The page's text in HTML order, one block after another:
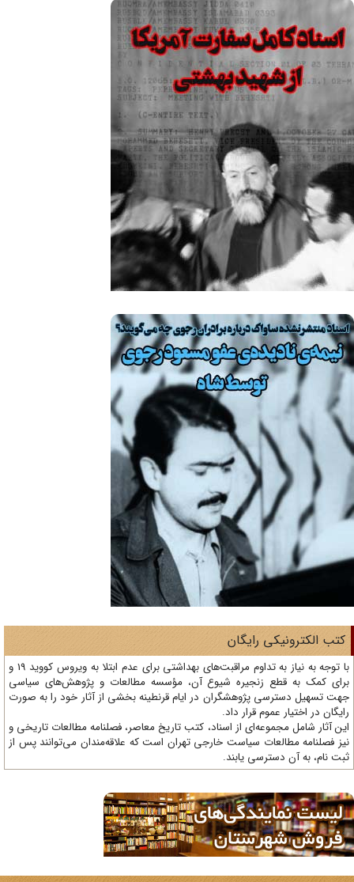
الکترونیکی رایگان
با توجه به نیاز به تداوم مراقبت‌های بهداشتی برای عدم ابتلا به ویروس کووید 19 و
کمک به قطع زنجیره شیوع آن، مؤسسه مطالعات و پژوهش‌های سیاسی
تسهیل دسترسی پژوهشگران در ایام قرنطینه بخشی از آثار خود را به صورت
در اختیار عموم قرار داد.
آثار شامل مجموعه‌ای از اسناد، کتب تاریخ معاصر، فصلنامه‌ مطالعات تاریخی و
فصلنامه مطالعات سیاست خارجی تهران است که علاقه‌مندان می‌توانند پس از
نام، به آن دسترسی یابند.